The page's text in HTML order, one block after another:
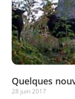
Quelques
28 juin 2017